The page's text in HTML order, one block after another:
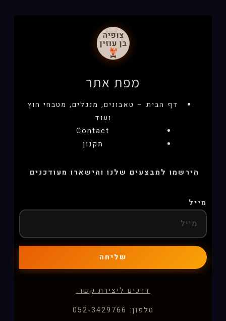
מפת אתר
דף הבית – טאבונים, מנגלים, מטבחי חוץ
ועוד
Contact
תקנון
הירשמו למבצעים שלנו והישארו מעודכנים
מייל
שליחה
דרכים ליצירת קשר:
טלפון: 052-3429766